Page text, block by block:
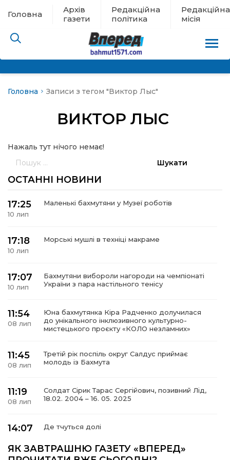
Головна
Архів
газети
Редакційна
політика
Редакційна
місія
евакуації
новини
місія
Головна Записи з тегом "Виктор Лыс"
ВИКТОР ЛЫС
Нажаль тут нічого немає!
ОСТАННІ НОВИНИ
17:25
10 лип
Маленькі бахмутяни у Музеї роботів
17:18
10 лип
Морські мушлі в техніці макраме
17:07
10 лип
Бахмутяни вибороли нагороди на чемпіонаті
України з пара настільного тенісу
11:54
08 лип
Юна бахмутянка Кіра Радченко долучилася
до унікального інклюзивного культурно-
мистецького проєкту «КОЛО незламних»
11:45
08 лип
Третій рік поспіль округ Салдус приймає
молодь із Бахмута
11:19
08 лип
Солдат Сірик Тарас Сергійович, позивний Лід,
18.02. 2004 – 16. 05. 2025
14:07 Де тчуться долі
ЯК ЗАВТРАШНЮ ГАЗЕТУ «ВПЕРЕД»